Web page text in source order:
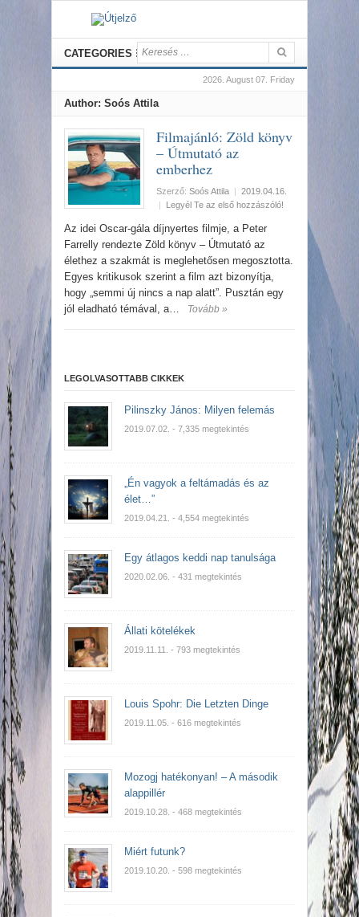
CATEGORIES
2026. August 07. Friday
Author: Soós Attila
Filmajánló: Zöld könyv
– Útmutató az
emberhez
Szerző: Soós Attila | 2019.04.16.
|
Legyél Te az első hozzászóló!
Az idei Oscar-gála díjnyertes filmje, a Peter
Farrelly rendezte Zöld könyv – Útmutató az
élethez a szakmát is meglehetősen megosztotta.
Egyes kritikusok szerint a film azt bizonyítja,
hogy „semmi új nincs a nap alatt”. Pusztán egy
jól eladható témával, a…
Tovább »
LEGOLVASOTTABB CIKKEK
Pilinszky János: Milyen felemás
2019.07.02. - 7,335 megtekintés
„Én vagyok a feltámadás és az
élet…”
2019.04.21. - 4,554 megtekintés
Egy átlagos keddi nap tanulsága
2020.02.06. - 431 megtekintés
Állati kötelékek
2019.11.11. - 793 megtekintés
Louis Spohr: Die Letzten Dinge
2019.11.05. - 616 megtekintés
Mozogj hatékonyan! – A második
alappillér
2019.10.28. - 468 megtekintés
Miért futunk?
2019.10.20. - 598 megtekintés